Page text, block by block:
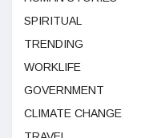
SPIRITUAL
TRENDING
WORKLIFE
GOVERNMENT
CLIMATE CHANGE